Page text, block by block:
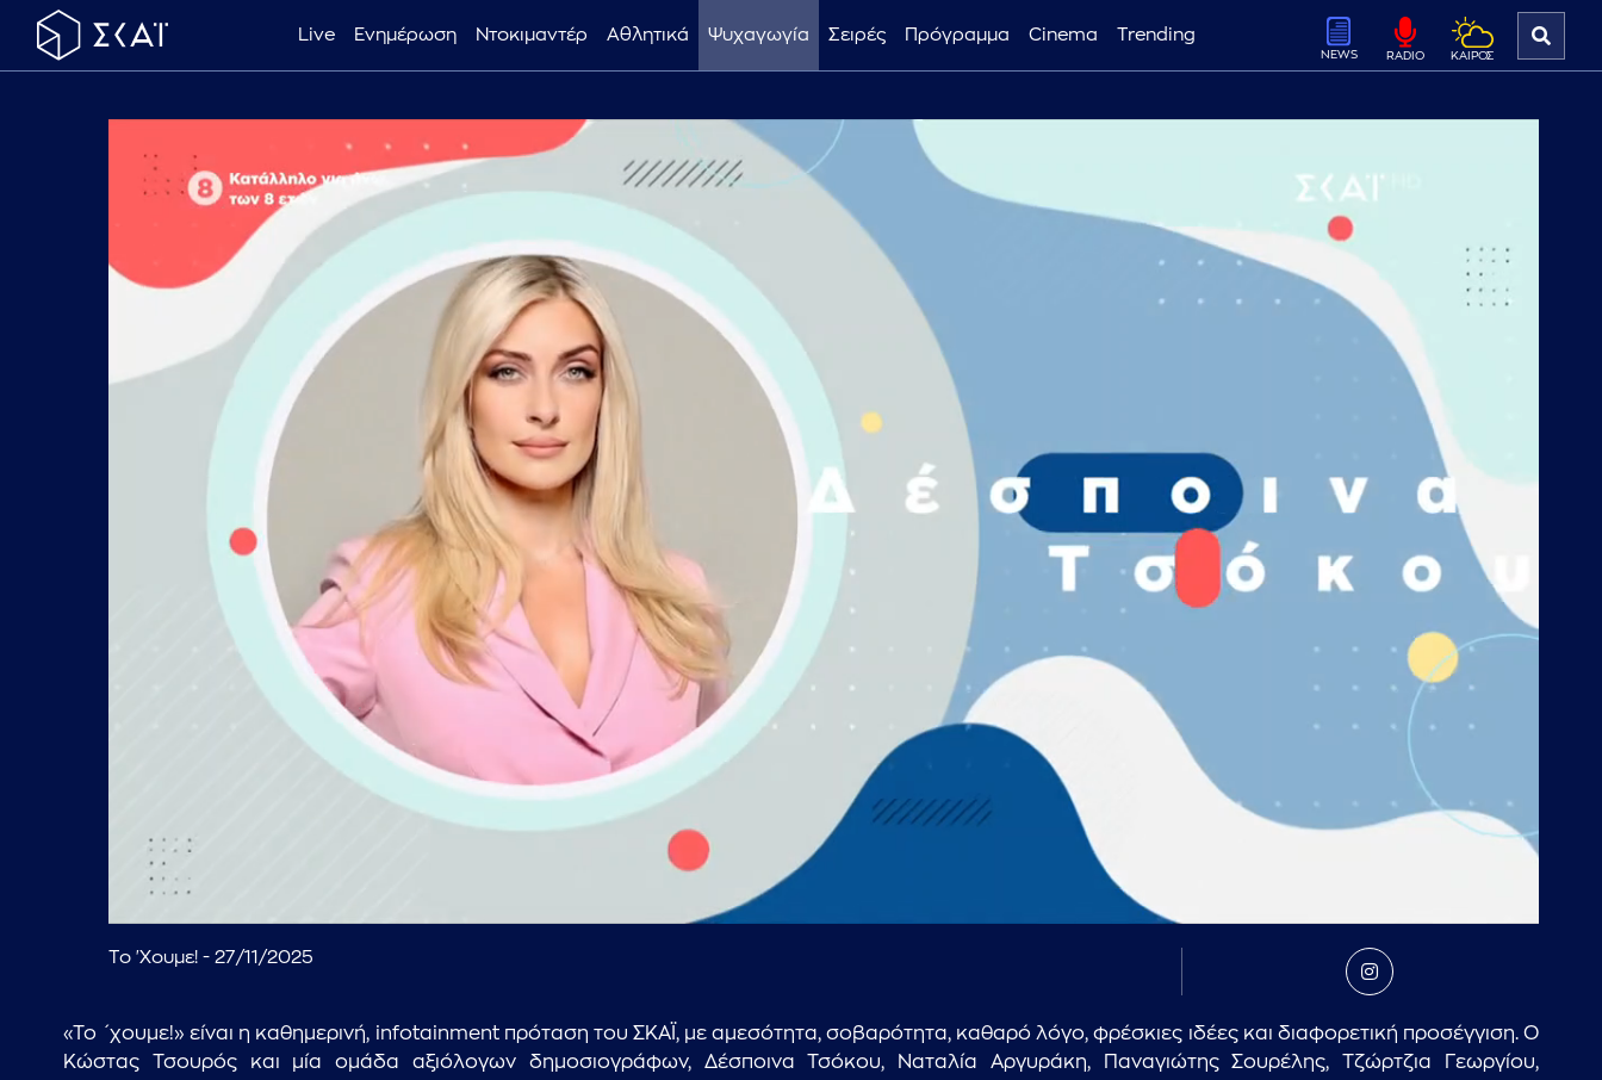
Live Ενημέρωση Ντοκιμαντέρ Αθλητικά Ψυχαγωγία Σειρές Πρόγραμμα Cinema Trending
NEWS RADIO ΚΑΙΡΟΣ
Το 'Χουμε! - 27/11/2025
«Το ΄χουμε!» είναι η καθημερινή, infotainment πρόταση του ΣΚΑΪ, με αμεσότητα, σοβαρότητα, καθαρό λόγο, φρέσκιες ιδέες και διαφορετική προσέγγιση. Ο
Κώστας Τσουρός και μία ομάδα αξιόλογων δημοσιογράφων, Δέσποινα Τσόκου, Ναταλία Αργυράκη, Παναγιώτης Σουρέλης, Τζώρτζια Γεωργίου,